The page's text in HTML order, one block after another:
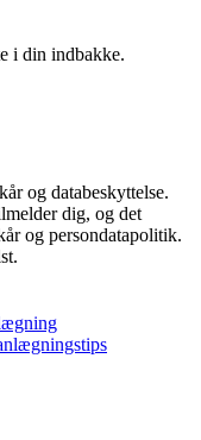
i din indbakke.
og databeskyttelse.
dig, og det
og persondatapolitik.